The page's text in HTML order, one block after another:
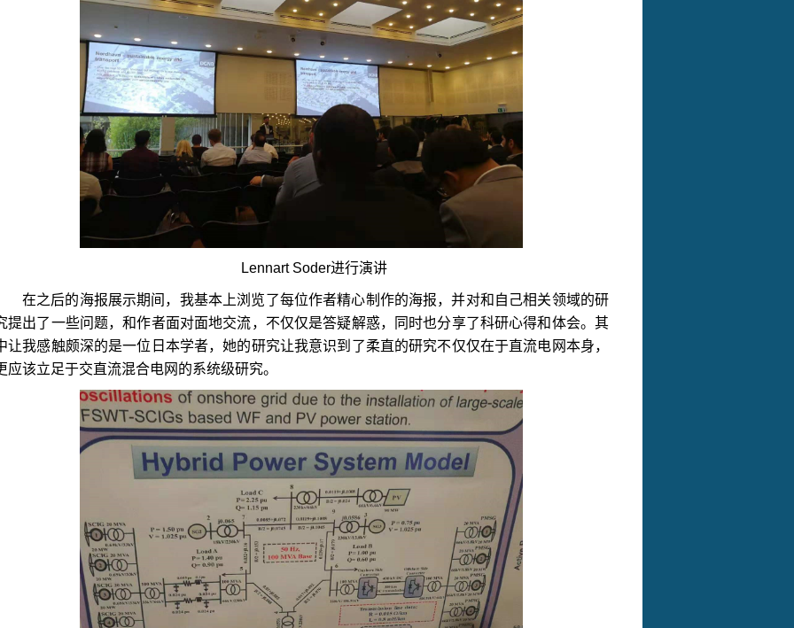
Lennart Soder进行演讲
在之后的海报展示期间，我基本上浏览了每位作者精心制作的海报，并对和自己相关领域的研
提出了一些问题，和作者面对面地交流，不仅仅是答疑解惑，同时也分享了科研心得和体会。其
让我感触颇深的是一位日本学者，她的研究让我意识到了柔直的研究不仅仅在于直流电网本身，
应该立足于交直流混合电网的系统级研究。